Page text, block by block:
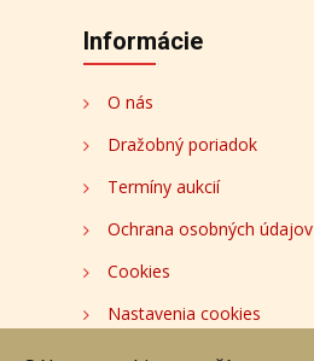
Informácie
O nás
Dražobný poriadok
Termíny aukcií
Ochrana osobných údajov
Cookies
Nastavenia cookies